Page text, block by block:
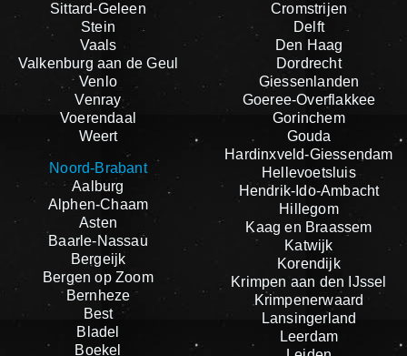
Sittard-Geleen
Stein
Vaals
Valkenburg aan de Geul
Venlo
Venray
Voerendaal
Weert
Noord-Brabant
Aalburg
Alphen-Chaam
Asten
Baarle-Nassau
Bergeijk
Bergen op Zoom
Bernheze
Best
Bladel
Boekel
Cromstrijen
Delft
Den Haag
Dordrecht
Giessenlanden
Goeree-Overflakkee
Gorinchem
Gouda
Hardinxveld-Giessendam
Hellevoetsluis
Hendrik-Ido-Ambacht
Hillegom
Kaag en Braassem
Katwijk
Korendijk
Krimpen aan den IJssel
Krimpenerwaard
Lansingerland
Leerdam